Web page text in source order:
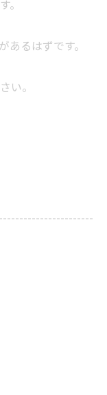
。
るはずです。
い。